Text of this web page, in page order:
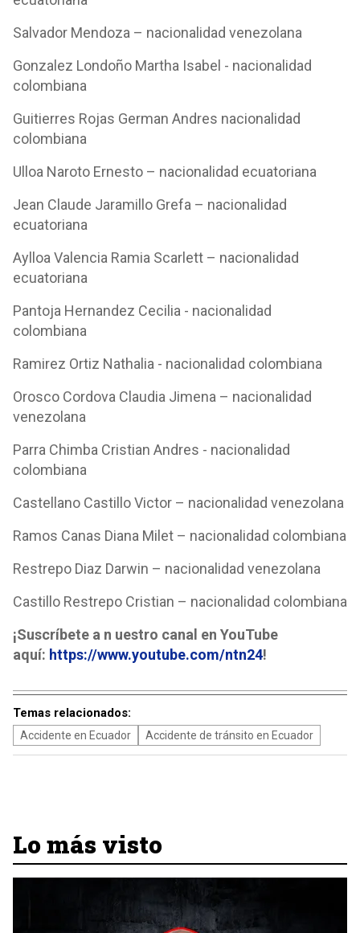
Salvador Mendoza – nacionalidad venezolana
Gonzalez Londoño Martha Isabel - nacionalidad
colombiana
Guitierres Rojas German Andres nacionalidad
colombiana
Ulloa Naroto Ernesto – nacionalidad ecuatoriana
Jean Claude Jaramillo Grefa – nacionalidad
ecuatoriana
Aylloa Valencia Ramia Scarlett – nacionalidad
ecuatoriana
Pantoja Hernandez Cecilia - nacionalidad
colombiana
Ramirez Ortiz Nathalia - nacionalidad colombiana
Orosco Cordova Claudia Jimena – nacionalidad
venezolana
Parra Chimba Cristian Andres - nacionalidad
colombiana
Castellano Castillo Victor – nacionalidad venezolana
Ramos Canas Diana Milet – nacionalidad colombiana
Restrepo Diaz Darwin – nacionalidad venezolana
Castillo Restrepo Cristian – nacionalidad colombiana
¡Suscríbete a n uestro canal en YouTube
aquí: https://www.youtube.com/ntn24!
Temas relacionados:
Accidente en Ecuador Accidente de tránsito en Ecuador
Lo más visto